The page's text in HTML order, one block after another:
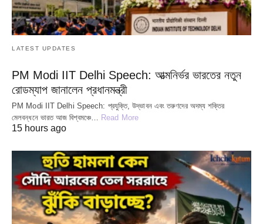
LATEST UPDATES
PM Modi IIT Delhi Speech: আত্মনির্ভর ভারতের নতুন
রোডম্যাপ জানালেন প্রধানমন্ত্রী
PM Modi IIT Delhi Speech: প্রযুক্তি, উদ্ভাবন এবং তরুণদের অদম্য শক্তির
মেলবন্ধনে ভারত আজ বিশ্বমঞ্চে…
Read More
15 hours ago